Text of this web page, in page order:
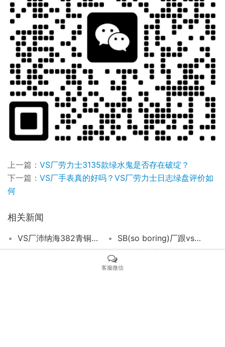
上一篇： VS厂劳力士3135款绿水鬼是否存在破绽？
下一篇： VS厂手表真的好吗？VS厂劳力士日志绿盘评价如
何
相关新闻
VS厂沛纳海382青铜对比正品评测（VS沛纳海382真假对比）
SB(so boring)厂跟vs厂是什么关系（SB厂沛纳海441怎么样）
VS厂欧米茄星座8500一体机芯手表的完美复刻与精准性能客服微信